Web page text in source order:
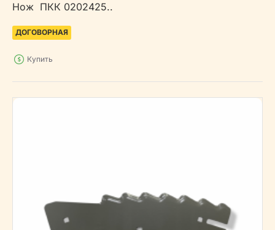
Нож ПКК 0202425..
ДОГОВОРНАЯ
Купить